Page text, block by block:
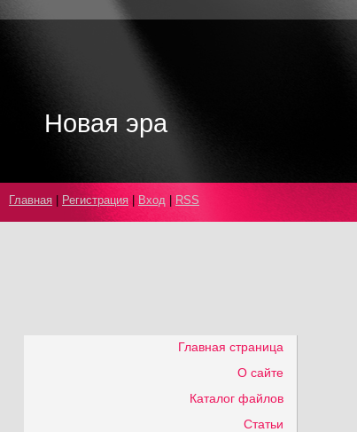
Новая эра
Главная Регистрация Вход RSS
Главная страница
О сайте
Каталог файлов
Статьи